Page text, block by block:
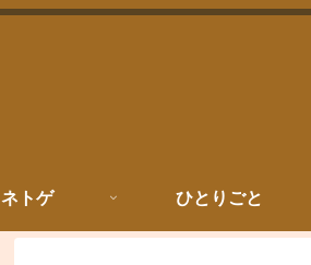
ネトゲ ひとりごと